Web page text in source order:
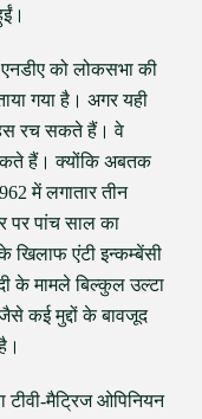
एनडीए को लोकसभा की
गया है। अगर यही
रच सकते हैं। वे
हैं। क्योंकि अबतक
में लगातार तीन
पर पांच साल का
के खिलाफ एंटी इन्कम्बेंसी
के मामले बिल्कुल उल्टा
कई मुद्दों के बावजूद
मैट्रिज ओपिनियन